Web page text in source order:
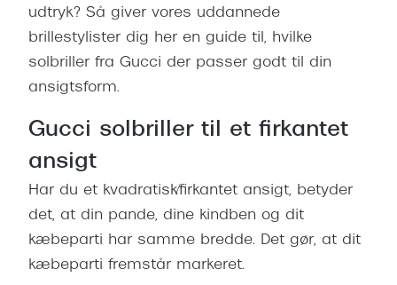
udtryk? Så giver vores uddannede
brillestylister dig her en guide til, hvilke
solbriller fra Gucci der passer godt til din
ansigtsform.
Gucci solbriller til et firkantet
ansigt
Har du et kvadratisk/firkantet ansigt, betyder
det, at din pande, dine kindben og dit
kæbeparti har samme bredde. Det gør, at dit
kæbeparti fremstår markeret.